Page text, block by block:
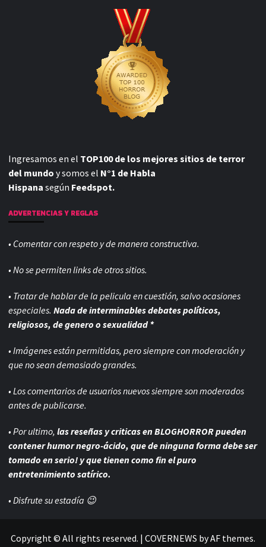
Ingresamos en el TOP100 de los mejores sitios de terror
del mundo y somos el N°1 de Habla
Hispana según Feedspot.
ADVERTENCIAS Y REGLAS
• Comentar con respeto y de manera constructiva.
• No se permiten links de otros sitios.
• Tratar de hablar de la pelicula en cuestión, salvo ocasiones
especiales. Nada de interminables debates políticos,
religiosos, de genero o sexualidad *
• Imágenes están permitidas, pero siempre conmoderación y
que no sean demasiado grandes.
• Los comentarios de usuarios nuevos siempre son moderados
antes de publicarse.
• Por ultimo, las reseñas y criticas en BLOGHORROR pueden
contener humor negro-ácido, que de ninguna forma debe ser
tomado en serio! y que tienen como fin el puro
entretenimiento satírico.
• Disfrute su estadía 😉
Copyright © All rights reserved. | COVERNEWS by AF themes.